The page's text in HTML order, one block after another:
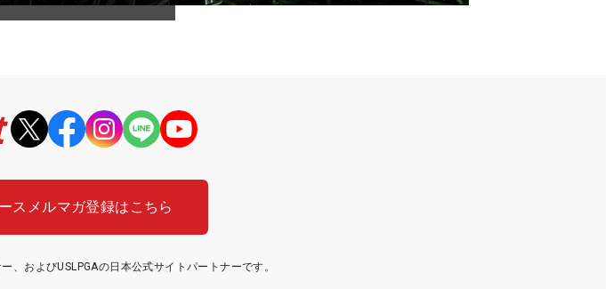
ス メルマガ登録はこちら
、およびUSLPGAの日本公式サイトパートナーです。